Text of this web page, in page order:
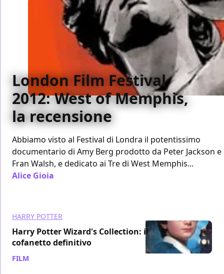
London Film Festival
2012: West of Memphis,
la recensione
Abbiamo visto al Festival di Londra il potentissimo
documentario di Amy Berg prodotto da Peter Jackson e
Fran Walsh, e dedicato ai Tre di West Memphis...
Alice Gioia
HARRY POTTER
Harry Potter Wizard's Collection: il
cofanetto definitivo
FILM